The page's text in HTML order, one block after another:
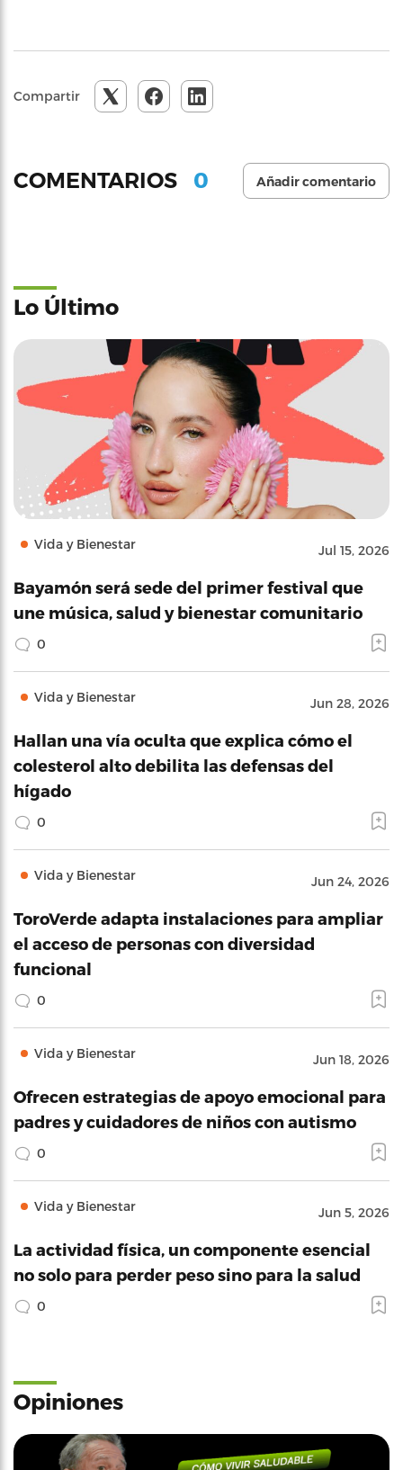
Compartir
COMENTARIOS 0 Añadir comentario
Lo Último
Vida y Bienestar Jul 15, 2026
Bayamón será sede del primer festival que
une música, salud y bienestar comunitario
0
Vida y Bienestar Jun 28, 2026
Hallan una vía oculta que explica cómo el
colesterol alto debilita las defensas del
hígado
0
Vida y Bienestar Jun 24, 2026
ToroVerde adapta instalaciones para ampliar
el acceso de personas con diversidad
funcional
0
Vida y Bienestar Jun 18, 2026
Ofrecen estrategias de apoyo emocional para
padres y cuidadores de niños con autismo
0
Vida y Bienestar Jun 5, 2026
La actividad física, un componente esencial
no solo para perder peso sino para la salud
0
Opiniones